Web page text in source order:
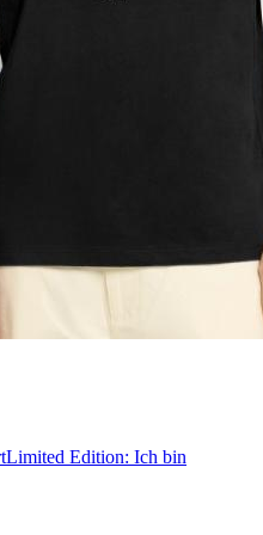
Limited Edition: Ich bin